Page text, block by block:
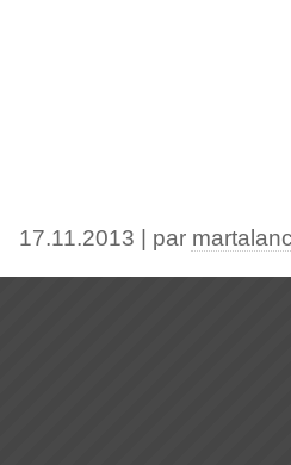
17.11.2013 | par